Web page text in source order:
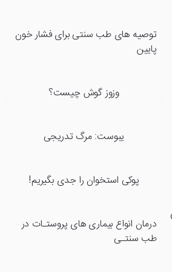
توصیه های طب سنتی برای فشار خون
پایین
وزوز گوش چیست؟
یبوست: مرگ تدریجی
پوکی استخوان را جدی بگیریم!
درمان انواع بیماری های پروستـات در
طب سنتـی